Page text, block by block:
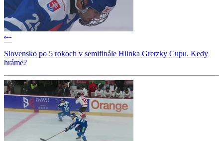
Slovensko po 5 rokoch v semifinále Hlinka Gretzky Cupu. Kedy
hráme?